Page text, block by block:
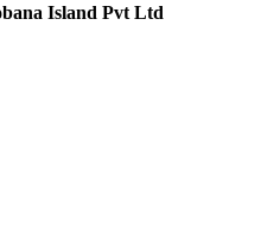
Island Pvt Ltd